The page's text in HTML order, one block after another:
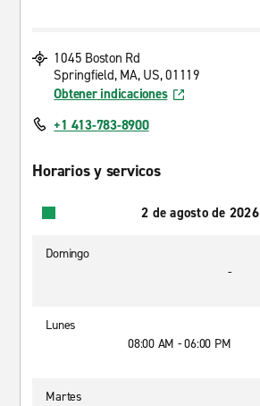
1045 Boston Rd
Springfield, MA, US, 01119
Obtener indicaciones
+1 413-783-8900
Horarios y servicos
2 de agosto de 2026
Domingo
-
Lunes
08:00 AM - 06:00 PM
Martes